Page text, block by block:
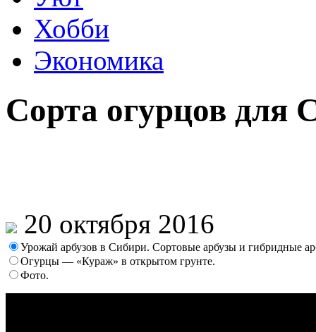
Хобби
Экономика
Сорта огурцов для
20 октября 2016
Урожай арбузов в Сибири. Сортовые арбузы и гибридные
Огурцы — «Кураж» в открытом грунте.
Фото.